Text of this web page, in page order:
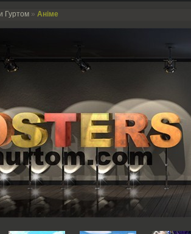
Гуртом » Аніме